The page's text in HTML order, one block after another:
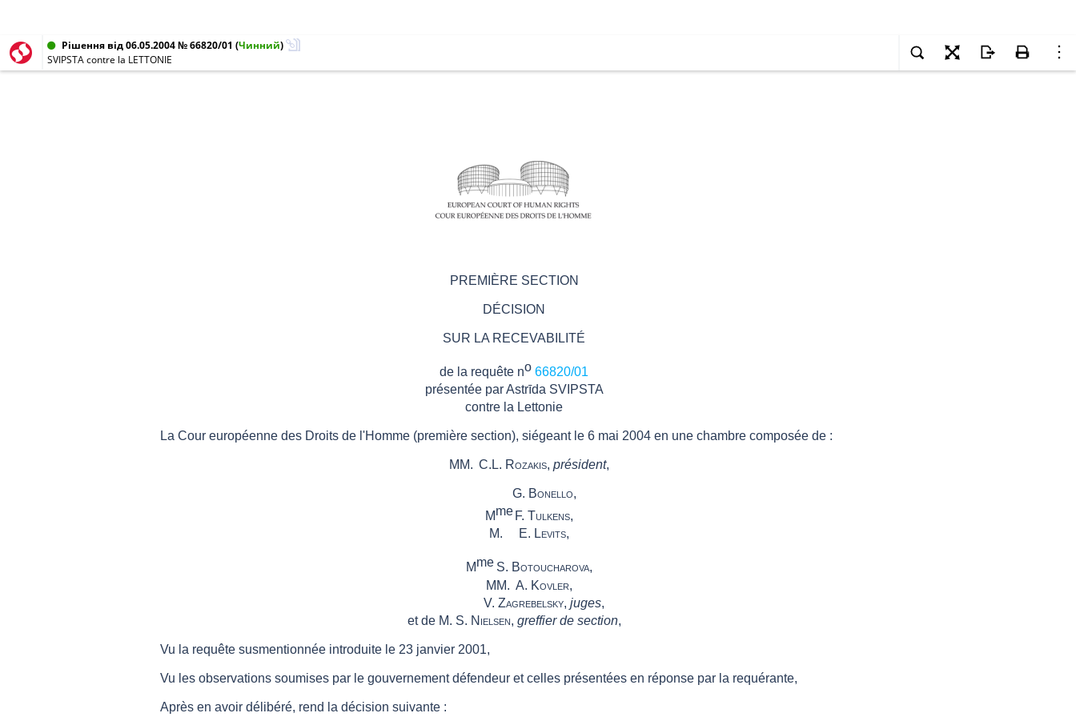
Рішення від 06.05.2004 № 66820/01 (Чинний)
SVIPSTA contre la LETTONIE
PREMIÈRE SECTION
DÉCISION
SUR LA RECEVABILITÉ
de la requête no 66820/01
présentée par Astrīda SVIPSTA
contre la Lettonie
La Cour européenne des Droits de l'Homme (première section), siégeant le 6 mai 2004 en une chambre composée de :
MM. C.L. Rozakis, président,
G. Bonello,
Mme F. Tulkens,
M.
E. Levits,
Mme S. Botoucharova,
MM. A. Kovler,
V. Zagrebelsky, juges,
et de M. S. Nielsen, greffier de section,
Vu la requête susmentionnée introduite le 23 janvier 2001,
Vu les observations soumises par le gouvernement défendeur et celles présentées en réponse par la requérante,
Après en avoir délibéré, rend la décision suivante :